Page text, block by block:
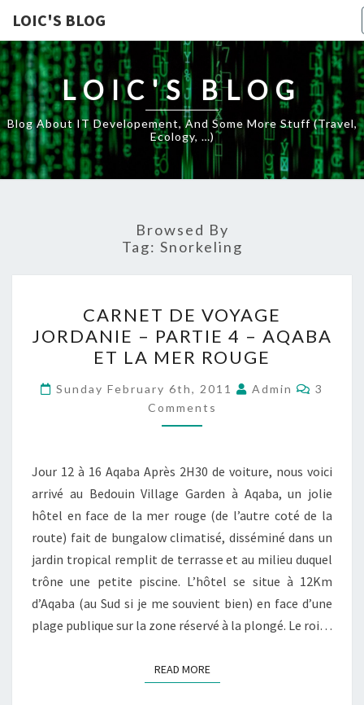
LOIC'S BLOG
LOIC'S BLOG
Blog About IT Developement, And Some More Stuff (travel,
Ecology, …)
Browsed By
Tag: Snorkeling
DE
VOYAGE
JORDANIE
–
PARTIE
4
AQABA
ET
LA
MER
ROUGE
CARNET DE VOYAGE
JORDANIE – PARTIE 4 – AQABA
ET LA MER ROUGE
Sunday February 6th, 2011 Admin
3
Comments
Jour 12 à 16 Aqaba Après 2H30 de voiture, nous voici
arrivé au Bedouin Village Garden à Aqaba, un jolie
hôtel en face de la mer rouge (de l’autre coté de la
route) fait de bungalow climatisé, disséminé dans un
jardin tropical remplit de terrasse et au milieu duquel
trône une petite piscine. L’hôtel se situe à 12Km
d’Aqaba (au Sud si je me souvient bien) en face d’une
plage publique sur la zone réservé à la plongé. Le roi…
READ MOREREAD MORE